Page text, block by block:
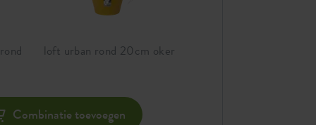
loft urban rond 20cm oker
Combinatie toevoegen